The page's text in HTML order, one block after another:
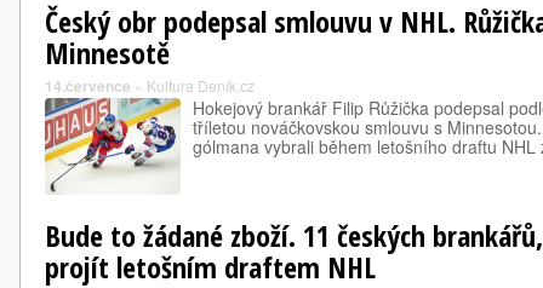
Český obr podepsal smlouvu v NHL.
Minnesotě
14.července » Kultura Deník.cz
Hokejový brankář Filip Růžička podepsal
tříletou nováčkovskou smlouvu s
gólmana vybrali během letošního draftu NHL
Bude to žádané zboží. 11 českých
projít letošním draftem NHL